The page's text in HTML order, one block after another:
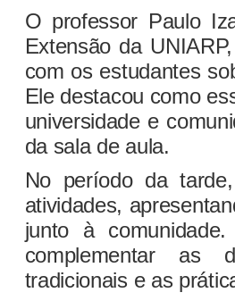
O professor Paulo
Extensão da
com os estudantes
Ele destacou como
universidade e
da sala de aula.
No período da
atividades,
junto à
complementar as
tradicionais e as